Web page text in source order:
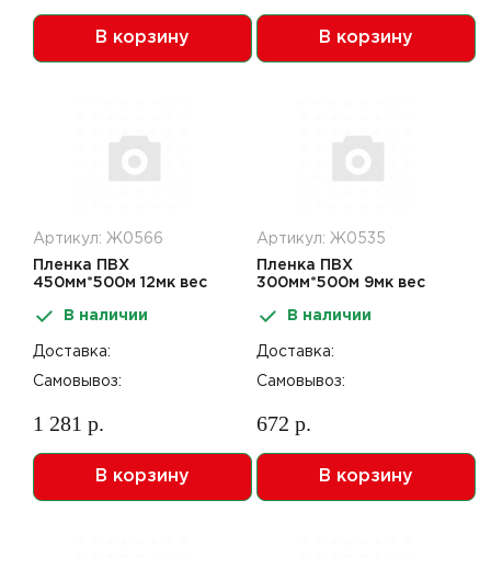
В корзину В корзину
Артикул: Ж0566
Пленка ПВХ
450мм*500м 12мк вес
В наличии
Доставка:
Самовывоз:
1 281 р.
В корзину
Артикул: Ж0535
Пленка ПВХ
300мм*500м 9мк вес
В наличии
Доставка:
Самовывоз:
672 р.
В корзину